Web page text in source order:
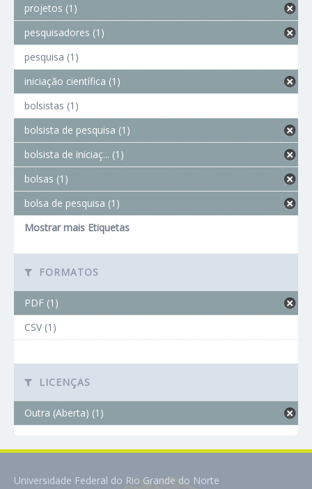
projetos (1)
pesquisadores (1)
pesquisa (1)
iniciação científica (1)
bolsistas (1)
bolsista de pesquisa (1)
bolsista de iniciaç... (1)
bolsas (1)
bolsa de pesquisa (1)
Mostrar mais Etiquetas
FORMATOS
PDF (1)
CSV (1)
LICENÇAS
Outra (Aberta) (1)
Universidade Federal do Rio Grande do Norte